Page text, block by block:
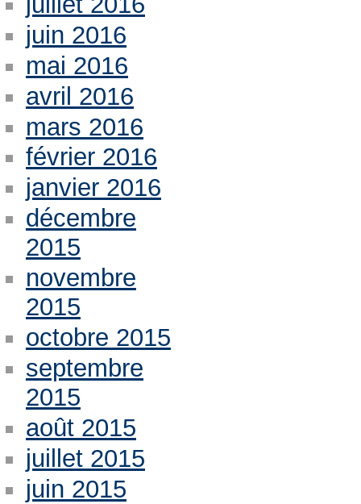
juin 2016
mai 2016
avril 2016
mars 2016
février 2016
janvier 2016
décembre
2015
novembre
2015
octobre 2015
septembre
2015
août 2015
juillet 2015
juin 2015